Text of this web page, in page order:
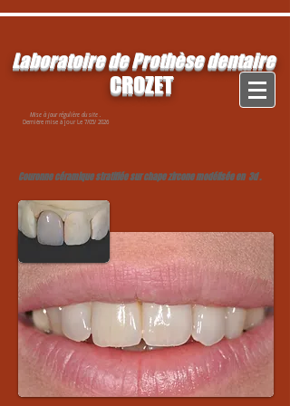
Laboratoire de Prothèse dentaire
CROZET
Mise à jour régulière du site .
Dernière mise à jourLe 7/05/ 2026
Couronne céramique stratifiée sur chape zircone modélisée en 3d .